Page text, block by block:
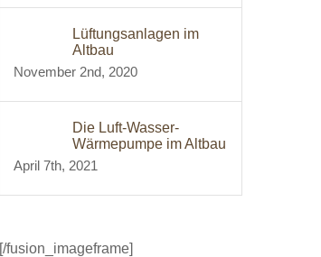
Lüftungsanlagen im
Altbau
November 2nd, 2020
Die Luft-Wasser-
Wärmepumpe im Altbau
April 7th, 2021
[/fusion_imageframe]